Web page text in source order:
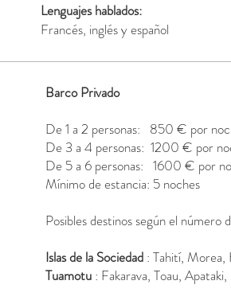
Lenguajes hablados:
Francés, inglés y español
BarcoPrivado
De 1 a 2 personas: 850 € por
De 3 a 4 personas: 1200 € por
De 5 a 6 personas: 1600 € por
Mínimo de estancia: 5 noches
Posibles destinos según el número
Islas de la Sociedad : Tahití, Morea,
Tuamotu : Fakarava, Toau,